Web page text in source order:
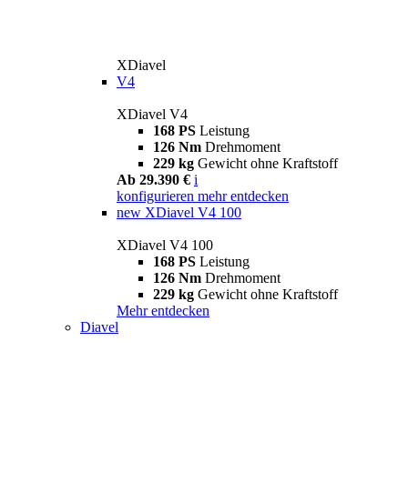
XDiavel
V4
XDiavel V4
168 PS Leistung
126 Nm Drehmoment
229 kg Gewicht ohne Kraftstoff
Ab 29.390 € i
konfigurieren mehr entdecken
new XDiavel V4 100
XDiavel V4 100
168 PS Leistung
126 Nm Drehmoment
229 kg Gewicht ohne Kraftstoff
Mehr entdecken
Diavel